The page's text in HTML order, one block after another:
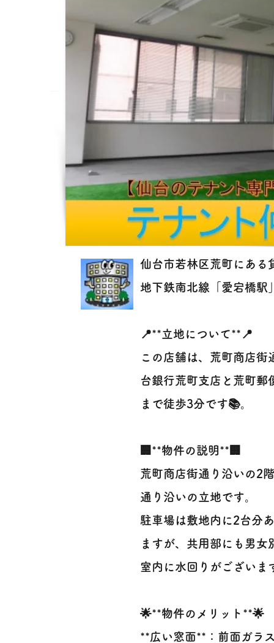
仙台市若林区荒町にある
地下鉄南北線「愛宕橋駅
📍**立地について**📍
この店舗は、荒町商店
台銀行荒町支店と荒町郵
まで徒歩3分です📚。
🏢**物件の説明**🏢
荒町商店街通り沿いの2
通り沿いの立地です。
駐車場は敷地内に2台分
ますが、共用部にも男
室内に水回りがございま
🌟**物件のメリット**🌟
**広い窓面**：前面ガラ